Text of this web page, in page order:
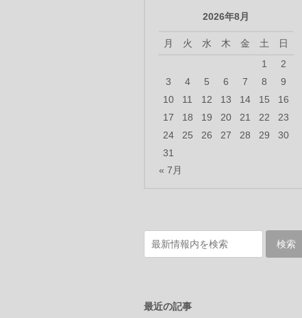
2026年8月
月 火 水 木 金 土
日
1
2
3
4 5 6 7 8
9
10
11 12 13 14 15
16
17
18 19 20 21 22
23
24
25 26 27 28 29
30
31
« 7月
最近の記事